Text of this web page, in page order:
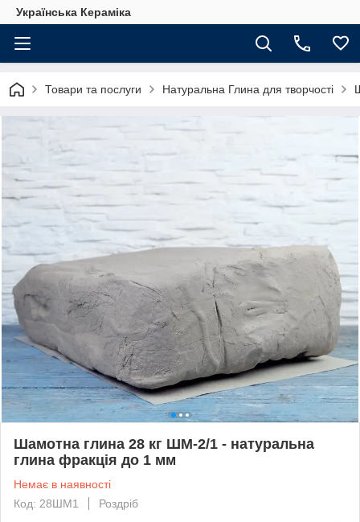
Українська Кераміка
Товари та послуги Натуральна Глина для творчості
Шамотна глина 28 кг ШМ-2/1 - натуральна
глина фракція до 1 мм
Немає в наявності
Код: 28ШМ1
Роздріб